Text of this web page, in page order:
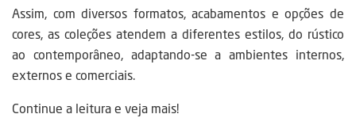
Assim, com diversos formatos, acabamentos e opções de
cores, as coleções atendem a diferentes estilos, do rústico
ao contemporâneo, adaptando-se a ambientes internos,
externos e comerciais.
Continue a leitura e veja mais!